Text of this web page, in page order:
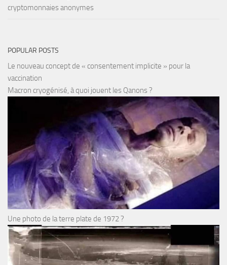
cryptomonnaies anonymes
POPULAR POSTS
Le nouveau concept de « consentement implicite » pour la
vaccination
Macron cryogénisé, à quoi jouent les Qanons ?
Une photo de la terre plate de 1972 ?